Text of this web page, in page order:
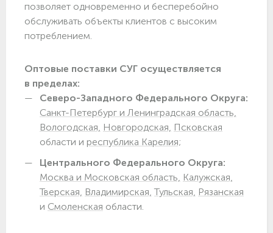
позволяет одновременно и бесперебойно
обслуживать объекты клиентов с высоким
потреблением.
Оптовые поставки СУГ осуществляется
в пределах:
Северо-Западного Федерального Округа:
Санкт-Петербург и Ленинградская область,
Вологодская, Новгородская, Псковская
области и республика Карелия;
Центрального Федерального Округа:
Москва и Московская область, Калужская,
Тверская, Владимирская, Тульская, Рязанская
и Смоленская области.